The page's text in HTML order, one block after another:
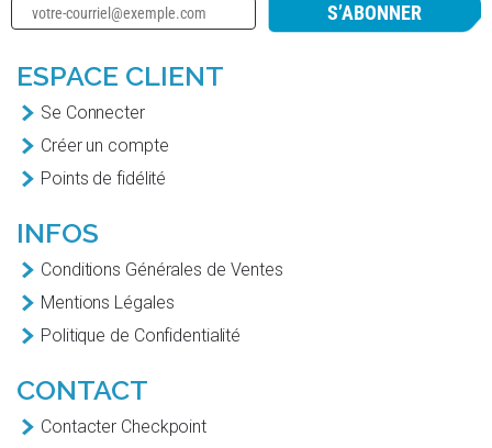
S’ABONNER
ESPACE CLIENT
Se Connecter
Créer un compte
Points de fidélité
INFOS
Conditions Générales de Ventes
Mentions Légales
Politique de Confidentialité
CONTACT
Contacter Checkpoint